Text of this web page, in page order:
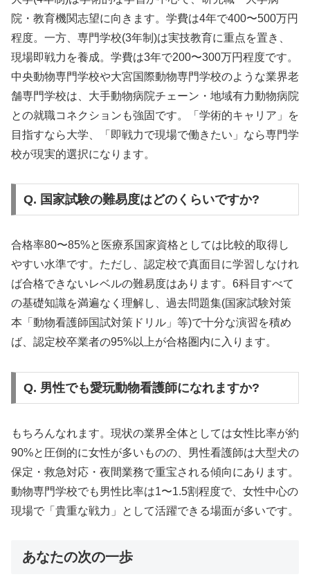
院・教育機関志望に向きます。学費は4年で400〜500万円
程度。一方、専門学校(3年制)は実技教育に重点を置き、
現場即戦力を養成。学費は3年で200〜300万円程度です。
中央動物専門学校や大宮国際動物専門学校のような業界老
舗専門学校は、大手動物病院チェーン・地域有力動物病院
との就職コネクションも強固です。「学術的キャリア」を
目指すなら大学、「即戦力で現場で働きたい」なら専門学
校が現実的選択になります。
Q. 国家試験の難易度はどのくらいですか?
合格率80〜85%と医療系国家資格としては比較的取得し
やすい水準です。ただし、認定校で真面目に学習しなけれ
ば合格できないレベルの難易度はあります。6科目すべて
の基礎知識を満遍なく理解し、過去問題集(国家試験対策
本「動物看護師国試対策ドリル」等)で十分な演習を積め
ば、認定校卒業者の95%以上が合格圏内に入ります。
Q. 男性でも愛玩動物看護師になれますか?
もちろんなれます。現状の業界全体としては女性比率が約
90%と圧倒的に女性が多いものの、男性看護師は大型犬の
保定・救急対応・夜間業務で重宝される傾向にあります。
動物専門学校でも男性比率は1〜1.5割程度で、女性中心の
現場で「貴重な戦力」として活躍できる場面が多いです。
あなたの次の一歩